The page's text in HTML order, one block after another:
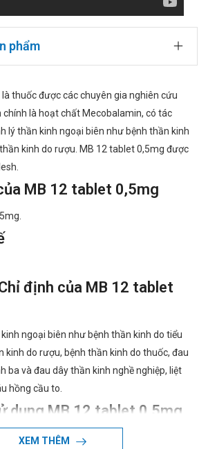
phẩm
là thuốc được các chuyên gia nghiên cứu
là hoạt chất Mecobalamin, có tác
lý thần kinh ngoại biên như bệnh thần kinh
kinh do rượu. MB 12 tablet 0,5mg được
MB 12 tablet 0,5mg
định của MB 12 tablet
ngoại biên như bệnh thần kinh do tiểu
kinh do rượu, bệnh thần kinh do thuốc, đau
ba và đau dây thần kinh nghề nghiệp, liệt
hồng cầu to.
dụng MB 12 tablet 0,5mg
đường uống.
XEM THÊM